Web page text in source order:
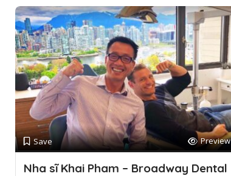
Save Preview
Nha sĩ Khai Pham – Broadway Dental